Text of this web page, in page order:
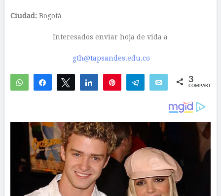
Ciudad:Bogotá
Interesados enviar hoja de vida a
gth@tapsandes.edu.co
WhatsAppCompartirTwittear Compartir Telegram Email 3
COMPARTIR